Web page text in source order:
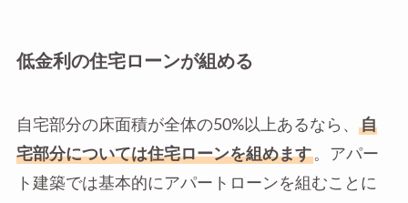
低金利の住宅ローンが組める
自宅部分の床面積が全体の50%以上あるなら、
自
宅部分については住宅ローンを組めます。アパー
ト建築では基本的にアパートローンを組むことに